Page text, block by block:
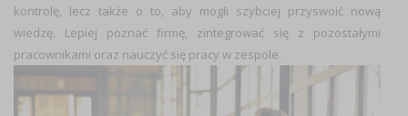
kontrolę, lecz także o to, aby mogli szybciej przyswoić nową
wiedzę. Lepiej poznać firmę, zintegrować się z pozostałymi
pracownikami oraz nauczyć się pracy w zespole.